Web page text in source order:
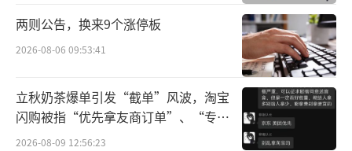
参会经销商关注，更成为行业媒体争先报道的
无糖茶新品。据悉，朝葉无糖茶主打“清爽不
苦涩可替水的好喝无糖茶”，定价4元。依托在
工艺上的突破，朝葉无糖茶实现了100%原茶萃
取，零添加茶粉，只取头道茶汤，最大程度上
还原原茶本味，让即饮茶宛如现泡。
两则公告，换来9个涨停板
2026-08-06 09:53:41
立秋奶茶爆单引发“截单”风波，淘宝
闪购被指“优先拿友商订单”、“专挑
贵的拿”
2026-08-09 12:56:23